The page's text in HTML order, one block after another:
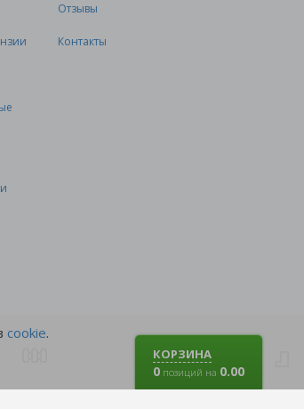
КОРЗИНА
0 позиций на 0.00
Отзывы
Контакты
cookie.